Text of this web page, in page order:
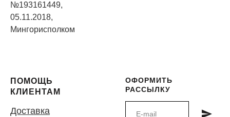
№193161449,
05.11.2018,
Мингорисполком
ПОМОЩЬ
КЛИЕНТАМ
Доставка
ОФОРМИТЬ
РАССЫЛКУ